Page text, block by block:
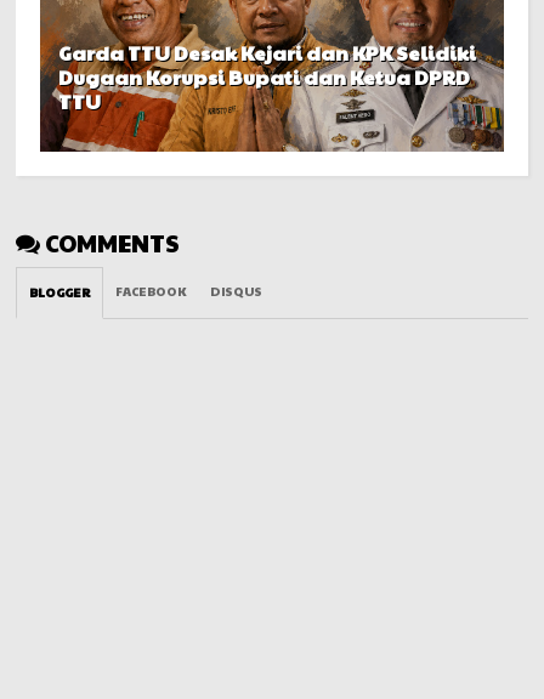
Garda TTU Desak Kejari dan KPK Selidiki
Dugaan Korupsi Bupati dan Ketua DPRD
TTU
COMMENTS
BLOGGER FACEBOOK DISQUS